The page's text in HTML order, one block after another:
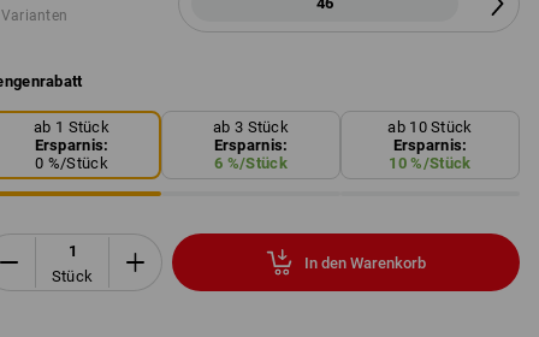
ab 1 Stück
Ersparnis:
0 %/Stück
ab 3 Stück
Ersparnis:
6 %/Stück
ab 10 Stück
Ersparnis:
10 %/Stück
Stück
In den Warenkorb